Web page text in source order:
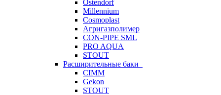
Ostendorf
Millennium
Cosmoplast
Агригазполимер
CON-PIPE SML
PRO AQUA
STOUT
Расширительные баки
CIMM
Gekon
STOUT